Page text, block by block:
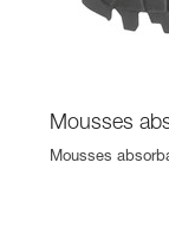
Mousses
Mousses